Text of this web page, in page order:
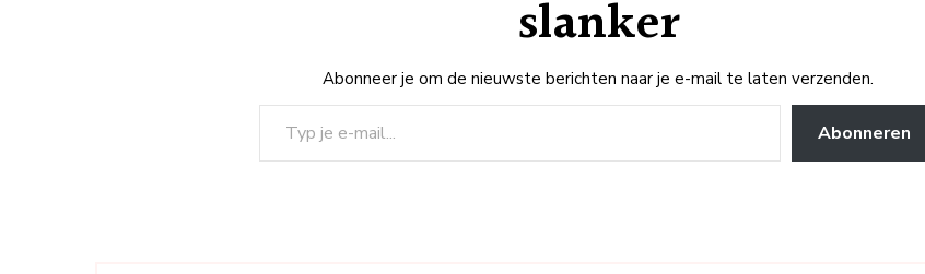
slanker
Abonneer je om de nieuwste berichten naar je e-mail te laten verzenden.
Typ je e-mail...
Abonneren